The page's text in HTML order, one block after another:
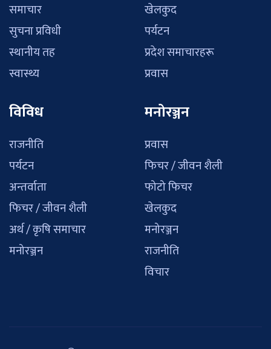
समाचार
सुचना प्रविधी
स्थानीय तह
स्वास्थ्य
खेलकुद
पर्यटन
प्रदेश समाचारहरू
प्रवास
विविध
राजनीति
पर्यटन
अन्तर्वाता
फिचर / जीवन शैली
अर्थ / कृषि समाचार
मनोरञ्जन
मनोरञ्जन
प्रवास
फिचर / जीवन शैली
फोटो फिचर
खेलकुद
मनोरञ्जन
राजनीति
विचार